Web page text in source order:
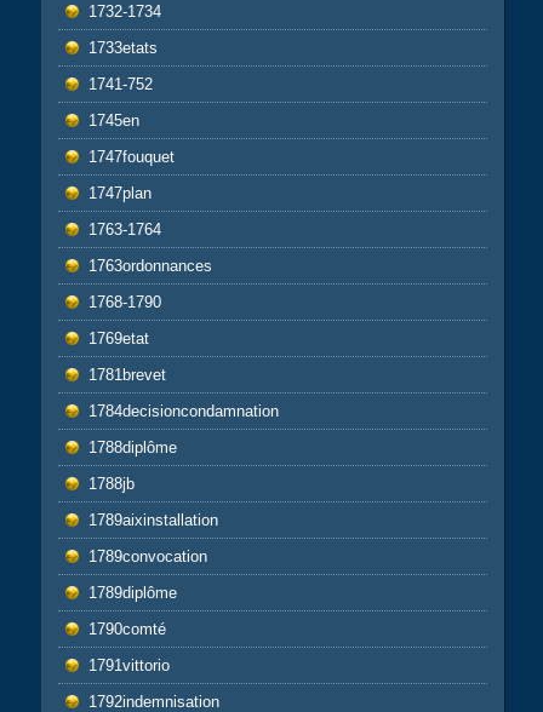
1732-1734
1733etats
1741-752
1745en
1747fouquet
1747plan
1763-1764
1763ordonnances
1768-1790
1769etat
1781brevet
1784decisioncondamnation
1788diplôme
1788jb
1789aixinstallation
1789convocation
1789diplôme
1790comté
1791vittorio
1792indemnisation